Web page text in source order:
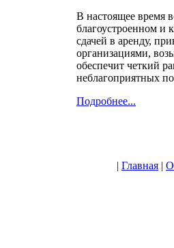
В настоящее время
благоустроенном и
сдачей в аренду,
организациями,
обеспечит четкий
неблагоприятных
Подробнее...
| Главная | О